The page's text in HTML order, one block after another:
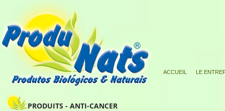
PRODUITS - ANTI-CANCER
ACCUEIL LE